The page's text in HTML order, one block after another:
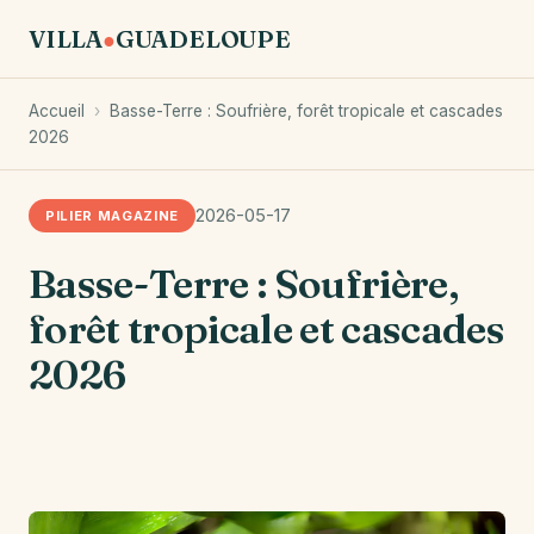
VILLA●GUADELOUPE
Accueil ›
Basse-Terre : Soufrière, forêt tropicale et cascades
2026
PILIER MAGAZINE 2026-05-17
Basse-Terre : Soufrière,
forêt tropicale et cascades
2026